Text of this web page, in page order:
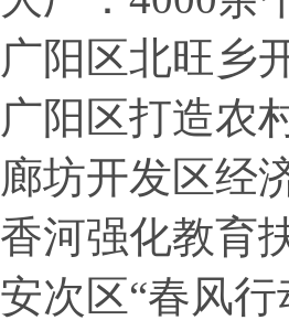
广阳区北旺乡
广阳区打造农
廊坊开发区经
香河强化教育
安次区“春风